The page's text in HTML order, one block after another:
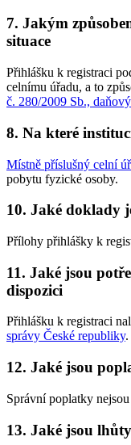
7. Jakým
situace
Přihlášku k registraci
celnímu úřadu, a to
č. 280/2009 Sb.,
8. Na které
Místně příslušný celní
pobytu fyzické osoby.
10. Jaké doklady
Přílohy přihlášky k
11. Jaké jsou
dispozici
Přihlášku k registraci
správy České republiky.
12. Jaké jsou
Správní poplatky
13. Jaké jsou